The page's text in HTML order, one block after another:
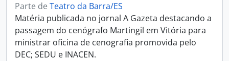
Parte de Teatro da Barra/ES
Matéria publicada no jornal A Gazeta destacando a
passagem do cenógrafo Martingil em Vitória para
ministrar oficina de cenografia promovida pelo
DEC; SEDU e INACEN.